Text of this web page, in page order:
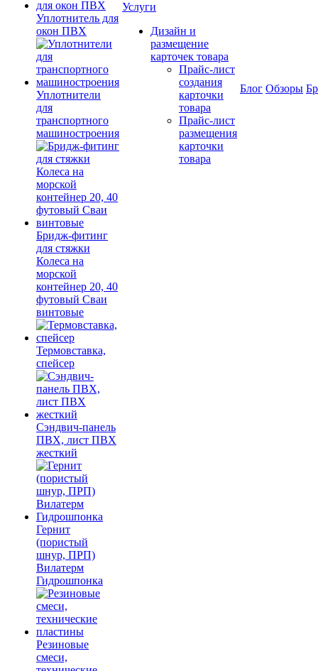
Уплотнитель для
окон ПВХ
Уплотнители
для
транспортного
машиностроения
Бридж-фитинг
для стяжки
Колеса на
морской
контейнер 20, 40
футовый Сваи
винтовые
Термовставка,
спейсер
Сэндвич-панель
ПВХ, лист ПВХ
жесткий
Гернит
(пористый
шнур, ПРП)
Вилатерм
Гидрошпонка
Резиновые
смеси,
Услуги
Дизайн и
размещение
карточек товара
Прайс-лист
создания
карточки
товара
Прайс-лист
размещения
карточки
товара
Блог Обзоры